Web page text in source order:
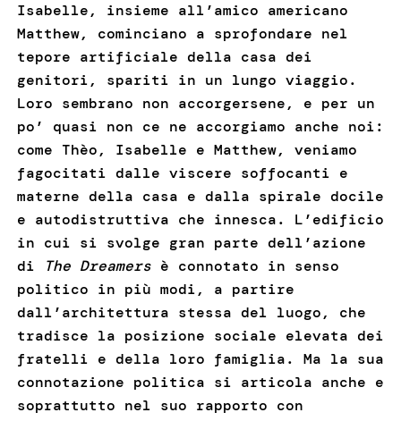
Isabelle, insieme all’amico americano
Matthew, cominciano a sprofondare nel
tepore artificiale della casa dei
genitori, spariti in un lungo viaggio.
Loro sembrano non accorgersene, e per un
po’ quasi non ce ne accorgiamo anche noi:
come Thèo, Isabelle e Matthew, veniamo
fagocitati dalle viscere soffocanti e
materne della casa e dalla spirale docile
e autodistruttiva che innesca. L’edificio
in cui si svolge gran parte dell’azione
di
The Dreamersè connotato in senso
politico in più modi, a partire
dall’architettura stessa del luogo, che
tradisce la posizione sociale elevata dei
fratelli e della loro famiglia. Ma la sua
connotazione politica si articola anche e
soprattutto nel suo rapporto con